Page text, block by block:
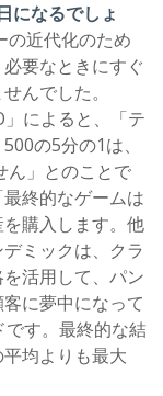
になるでしょ
の近代化のため
要なときにすぐ
んでした。
によると、「テ
の5分の1は、
ん」とのことで
終的なゲームは
購入します。他
ミックは、クラ
活用して、パン
に夢中になって
す。最終的な結
均よりも最大